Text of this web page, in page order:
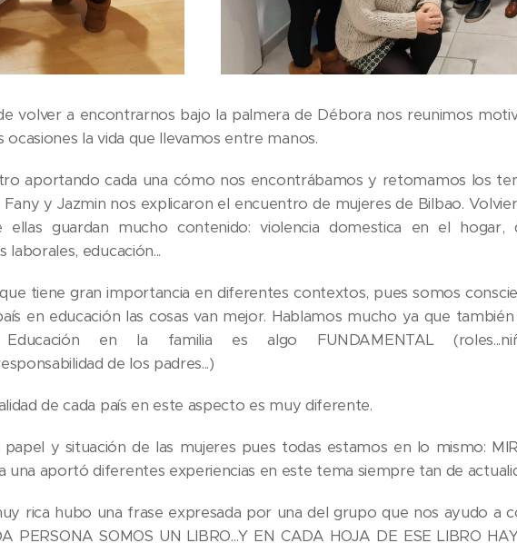
volver a encontrarnos bajo la palmera de Débora nos reunimos
la vida que llevamos entre manos.
aportando cada una cómo nos encontrábamos y retomamos los
y Jazmin nos explicaron el encuentro de mujeres de Bilbao.
guardan mucho contenido: violencia domestica en el hogar,
educación...
tiene gran importancia en diferentes contextos, pues somos
en educación las cosas van mejor. Hablamos mucho ya que
en la familia es algo FUNDAMENTAL
de los padres...)
de cada país en este aspecto es muy diferente.
papel y situación de las mujeres pues todas estamos en lo mismo:
una aportó diferentes experiencias en este tema siempre tan de
rica hubo una frase expresada por una del grupo que nos ayudo a
PERSONA SOMOS UN LIBRO...Y EN CADA HOJA DE ESE LIBRO